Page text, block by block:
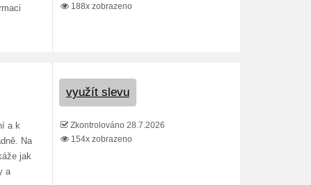
188x zobrazeno
a k
Na
jak
a
využít slevu
Zkontrolováno 28.7.2026
154x zobrazeno